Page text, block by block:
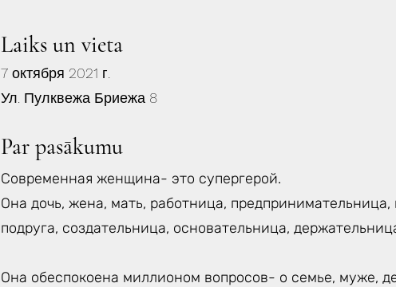
Laiks un vieta
7 октября 2021 г.
Ул. Пулквежа Бриежа 8
Par pasākumu
Современная женщина- это супергерой.
Она дочь, жена, мать, работница, предпринимательница,
подруга, создательница, основательница,
Она обеспокоена миллионом вопросов- о семье, муже,